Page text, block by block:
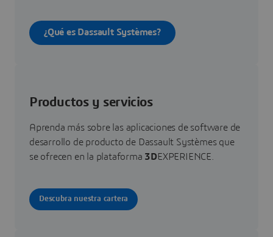
¿Qué es Dassault Systèmes?
Productos y servicios
Aprenda más sobre las aplicaciones de software de
desarrollo de producto de Dassault Systèmes que
se ofrecen en la plataforma 3DEXPERIENCE.
Descubra nuestra cartera